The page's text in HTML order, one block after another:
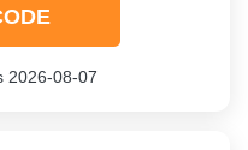
2026-08-07